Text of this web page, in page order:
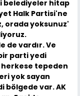
belediyeler hitap
Halk Partisi'ne
orada yoksunuz'
de vardır. Ve
parti yedi
tepeden
yok sayan
bölgede var. AK